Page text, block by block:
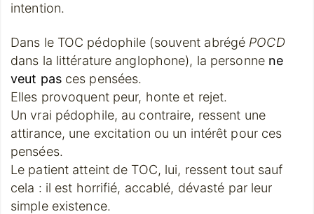
intention.
Dans le TOC pédophile (souvent abrégé POCD
dans la littérature anglophone), la personne ne
veut pasces pensées.
Elles provoquent peur, honte et rejet.
Un vrai pédophile, au contraire, ressent une
attirance, une excitation ou un intérêt pour ces
pensées.
Le patient atteint de TOC, lui, ressent tout sauf
cela : il est horrifié, accablé, dévasté par leur
simple existence.